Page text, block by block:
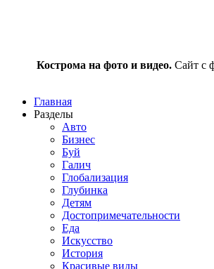
Кострома на фото и видео. Сайт с
Главная
Разделы
Авто
Бизнес
Буй
Галич
Глобализация
Глубинка
Детям
Достопримечательности
Еда
Искусство
История
Красивые виды